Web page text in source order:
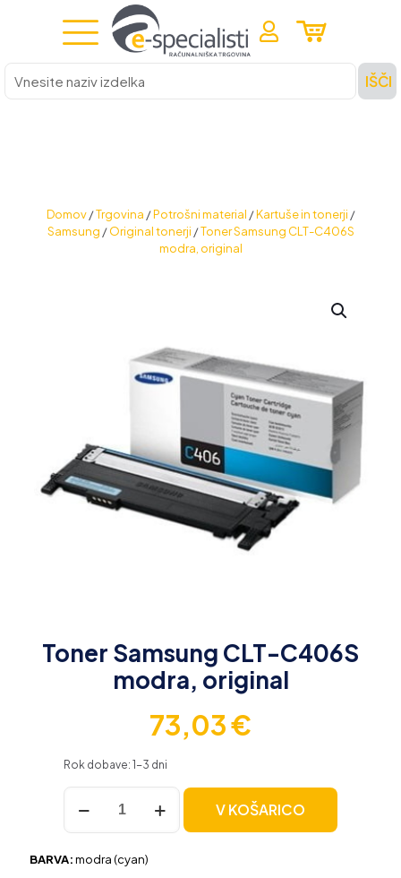
Vnesite
naziv
izdelka
IŠČI
Domov /Trgovina /Potrošni material /Kartuše in tonerji /
Samsung / Original tonerji /Toner Samsung CLT-C406S
modra, original
Toner Samsung CLT-C406S
modra, original
73,03€
Rok dobave: 1-3 dni
Toner
Samsung
CLT-
modra,
V KOŠARICO
BARVA:modra (cyan)